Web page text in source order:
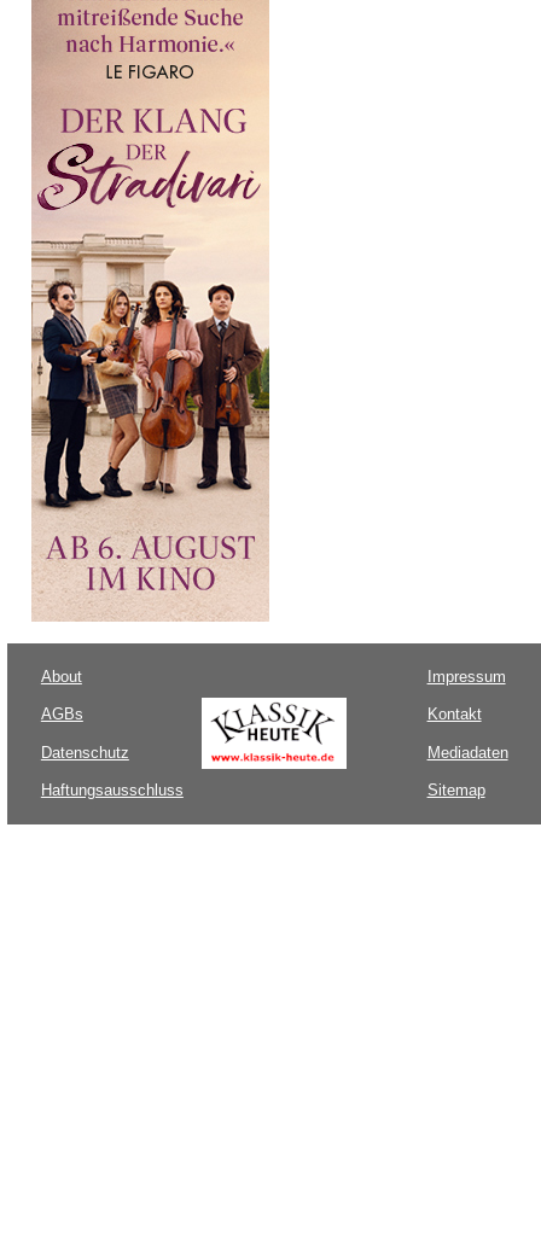
About
AGBs
Datenschutz
Haftungsausschluss
Impressum
Kontakt
Mediadaten
Sitemap